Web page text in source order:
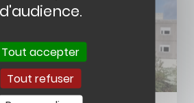
d'audience.
Tout accepter
Tout refuser